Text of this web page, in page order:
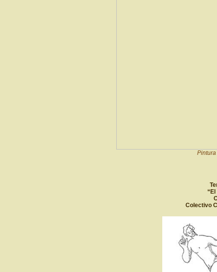
Colectivo